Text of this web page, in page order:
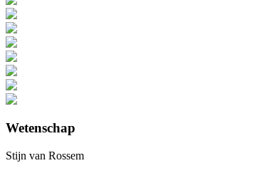
Wetenschap
Stijn van Rossem